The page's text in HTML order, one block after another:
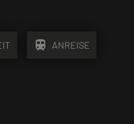
train ANREISE